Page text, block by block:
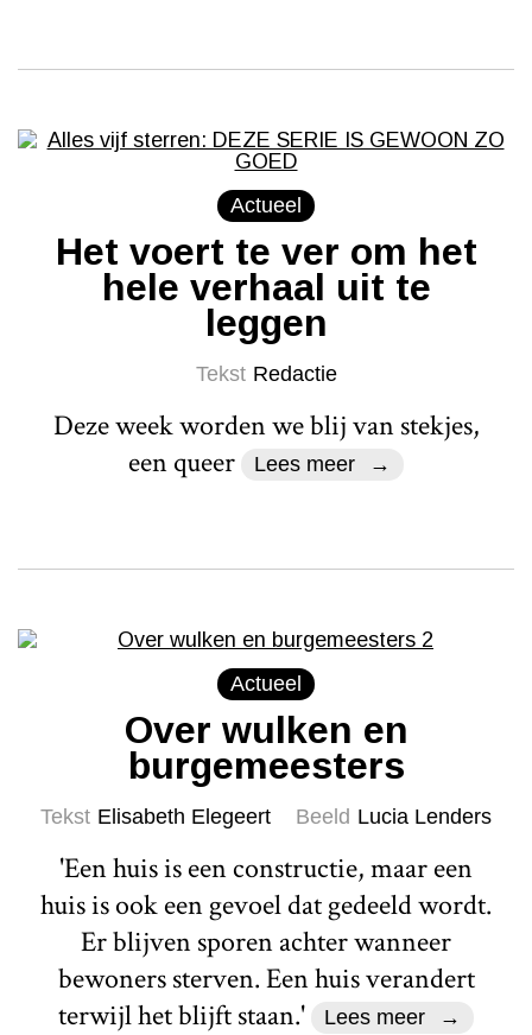
Actueel
Het voert te ver om het
hele verhaal uit te
leggen
Tekst Redactie
Deze week worden we blij van stekjes,
een queer
Lees meer
Actueel
Over wulken en
burgemeesters
Tekst Elisabeth Elegeert Beeld Lucia Lenders
'Een huis is een constructie, maar een
huis is ook een gevoel dat gedeeld wordt.
Er blijven sporen achter wanneer
bewoners sterven. Een huis verandert
terwijl het blijft staan.'
Lees meer